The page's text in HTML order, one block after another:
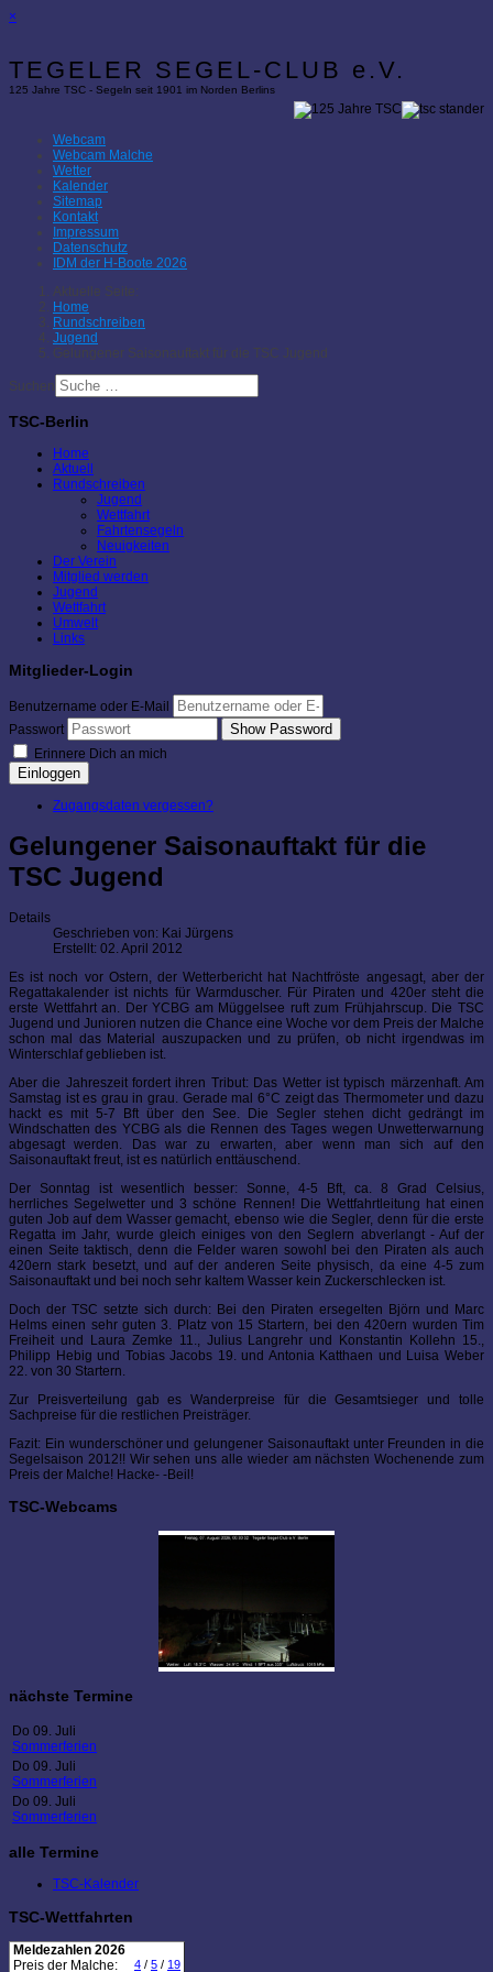
×
TEGELER SEGEL-CLUB e.V.
125 Jahre TSC - Segeln seit 1901 im Norden Berlins
Webcam
Webcam Malche
Wetter
Kalender
Sitemap
Kontakt
Impressum
Datenschutz
IDM der H-Boote 2026
Aktuelle Seite:
Home
Rundschreiben
Jugend
Gelungener Saisonauftakt für die TSC Jugend
Suchen
TSC-Berlin
Home
Aktuell
Rundschreiben
Jugend
Wettfahrt
Fahrtensegeln
Neuigkeiten
Der Verein
Mitglied werden
Jugend
Wettfahrt
Umwelt
Links
Mitglieder-Login
Benutzername oder E-Mail
Passwort
Show Password
Erinnere Dich an mich
Einloggen
Zugangsdaten vergessen?
Gelungener Saisonauftakt für die
TSC Jugend
Details
Geschrieben von: Kai Jürgens
Erstellt: 02. April 2012
Es ist noch vor Ostern, der Wetterbericht hat Nachtfröste angesagt, aber der
Regattakalender ist nichts für Warmduscher. Für Piraten und 420er steht die
erste Wettfahrt an. Der YCBG am Müggelsee ruft zum Frühjahrscup. Die TSC
Jugend und Junioren nutzen die Chance eine Woche vor dem Preis der Malche
schon mal das Material auszupacken und zu prüfen, ob nicht irgendwas im
Winterschlaf geblieben ist.
Aber die Jahreszeit fordert ihren Tribut: Das Wetter ist typisch märzenhaft. Am
Samstag ist es grau in grau. Gerade mal 6°C zeigt das Thermometer und dazu
hackt es mit 5-7 Bft über den See. Die Segler stehen dicht gedrängt im
Windschatten des YCBG als die Rennen des Tages wegen Unwetterwarnung
abgesagt werden. Das war zu erwarten, aber wenn man sich auf den
Saisonauftakt freut, ist es natürlich enttäuschend.
Der Sonntag ist wesentlich besser: Sonne, 4-5 Bft, ca. 8 Grad Celsius,
herrliches Segelwetter und 3 schöne Rennen! Die Wettfahrtleitung hat einen
guten Job auf dem Wasser gemacht, ebenso wie die Segler, denn für die erste
Regatta im Jahr, wurde gleich einiges von den Seglern abverlangt - Auf der
einen Seite taktisch, denn die Felder waren sowohl bei den Piraten als auch
420ern stark besetzt, und auf der anderen Seite physisch, da eine 4-5 zum
Saisonauftakt und bei noch sehr kaltem Wasser kein Zuckerschlecken ist.
Doch der TSC setzte sich durch: Bei den Piraten ersegelten Björn und Marc
Helms einen sehr guten 3. Platz von 15 Startern, bei den 420ern wurden Tim
Freiheit und Laura Zemke 11., Julius Langrehr und Konstantin Kollehn 15.,
Philipp Hebig und Tobias Jacobs 19. und Antonia Katthaen und Luisa Weber
22. von 30 Startern.
Zur Preisverteilung gab es Wanderpreise für die Gesamtsieger und tolle
Sachpreise für die restlichen Preisträger.
Fazit: Ein wunderschöner und gelungener Saisonauftakt unter Freunden in die
Segelsaison 2012!! Wir sehen uns alle wieder am nächsten Wochenende zum
Preis der Malche! Hacke- -Beil!
TSC-Webcams
nächste Termine
Do 09. Juli
Sommerferien
Do 09. Juli
Sommerferien
Do 09. Juli
Sommerferien
alle Termine
TSC-Kalender
TSC-Wettfahrten
Meldezahlen 2026
Preis der Malche:
4 / 5 / 19